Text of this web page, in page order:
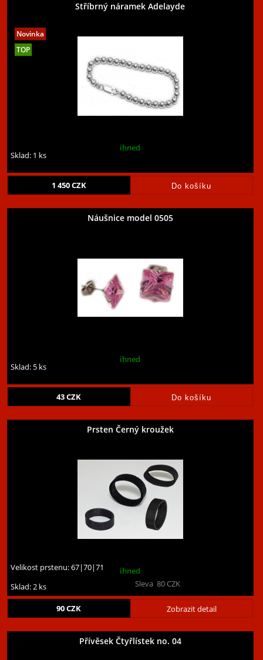
Stříbrný náramek Adelayde
ihned
Sklad: 1 ks
1 450CZK
Náušnice model 0505
ihned
Sklad: 5 ks
43CZK
Prsten Černý kroužek
Velikost prstenu:67|70|71
ihned
Sklad: 2 ks
Zobrazit detail
90CZK
Sleva 80CZK
Přívěsek Čtyřlístek no. 04